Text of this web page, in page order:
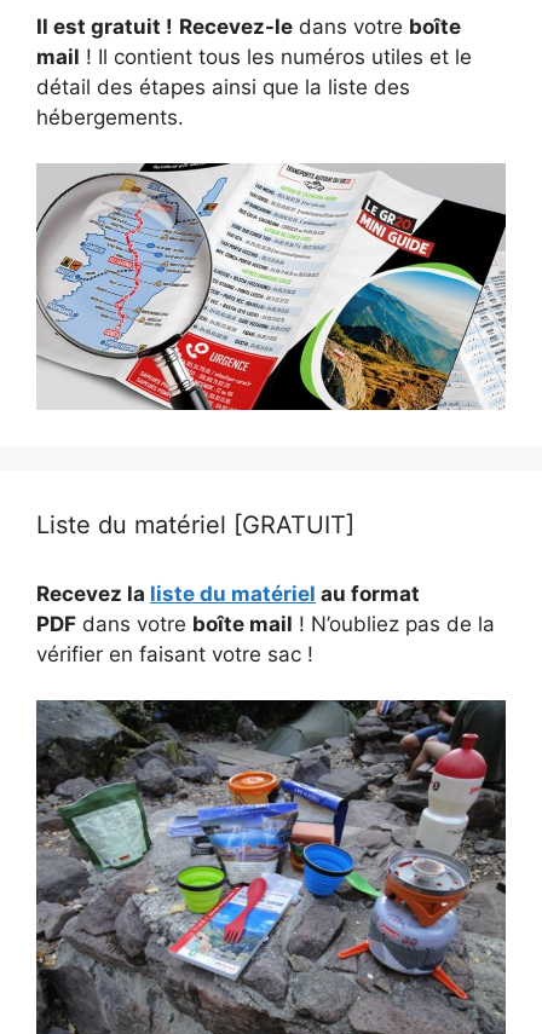
Il est gratuit ! Recevez-le dans votre boîte
mail ! Il contient tous les numéros utiles et le
détail des étapes ainsi que la liste des
hébergements.
Liste du matériel [GRATUIT]
Recevez la liste du matériel au format
PDF dans votre boîte mail ! N’oubliez pas de la
vérifier en faisant votre sac !